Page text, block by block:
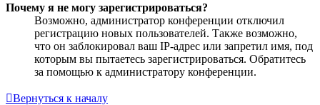
Почему я не могу зарегистрироваться?
Возможно, администратор конференции отключил
регистрацию новых пользователей. Также возможно,
что он заблокировал ваш IP-адрес или запретил имя, под
которым вы пытаетесь зарегистрироваться. Обратитесь
за помощью к администратору конференции.
Вернуться к началу